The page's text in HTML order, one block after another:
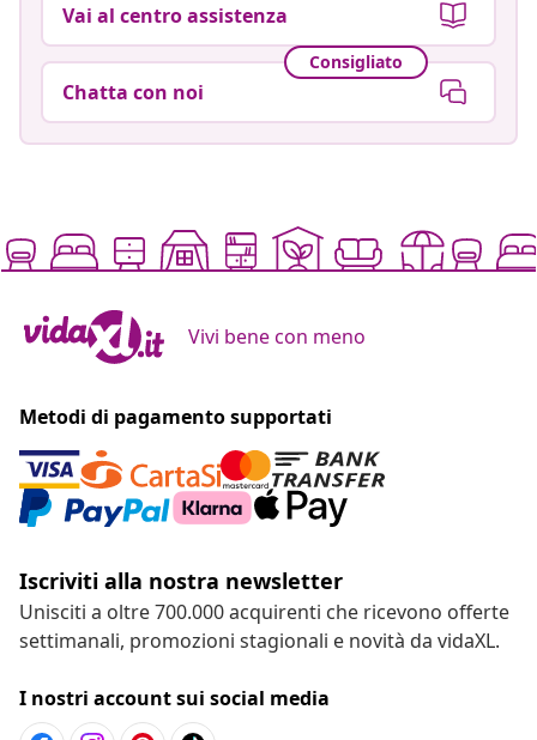
Vai al centro assistenza
Consigliato
Chatta con noi
Vivi bene con meno
Metodi di pagamento supportati
Iscriviti alla nostra newsletter
Unisciti a oltre 700.000 acquirenti che ricevono offerte
settimanali, promozioni stagionali e novità da vidaXL.
I nostri account sui social media